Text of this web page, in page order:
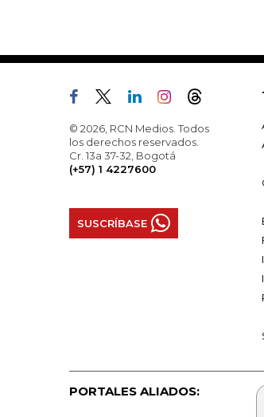
© 2026, RCN Medios. Todos
los derechos reservados.
Cr. 13a 37-32, Bogotá
(+57) 1 4227600
SUSCRÍBASE
PORTALES ALIADOS: